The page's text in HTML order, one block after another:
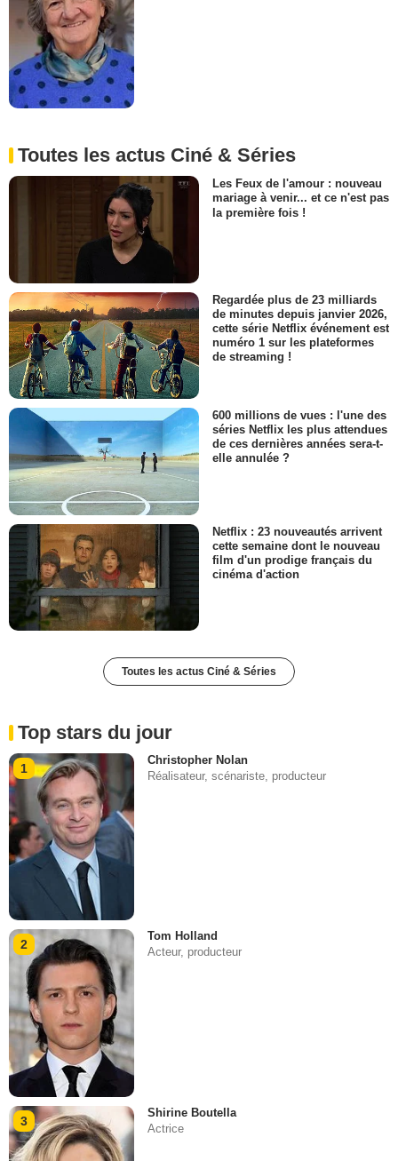
Toutes les actus Ciné & Séries
Les Feux de l'amour : nouveau
mariage à venir... et ce n'est pas
la première fois !
Regardée plus de 23 milliards
de minutes depuis janvier 2026,
cette série Netflix événement est
numéro 1 sur les plateformes
de streaming !
600 millions de vues : l'une des
séries Netflix les plus attendues
de ces dernières années sera-t-
elle annulée ?
Netflix : 23 nouveautés arrivent
cette semaine dont le nouveau
film d'un prodige français du
cinéma d'action
Toutes les actus Ciné & Séries
Top stars du jour
1
Christopher Nolan
Réalisateur, scénariste, producteur
2
Tom Holland
Acteur, producteur
3
Shirine Boutella
Actrice